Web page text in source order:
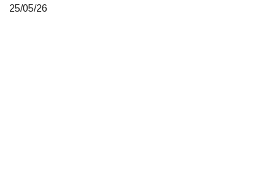
25/05/26